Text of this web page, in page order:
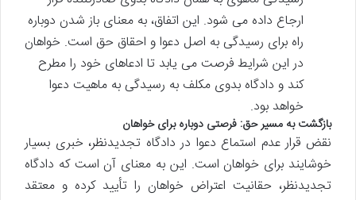
ارجاع داده می شود. این اتفاق، به معنای باز شدن دوباره
راه برای رسیدگی به اصل دعوا و احقاق حق است. خواهان
در این شرایط فرصت می یابد تا ادعاهای خود را مطرح
کند و دادگاه بدوی مکلف به رسیدگی به ماهیت دعوا
خواهد بود.
بازگشت به مسیر حق: فرصتی دوباره برای خواهان
نقض قرار عدم استماع دعوا در دادگاه تجدیدنظر، خبری بسیار
خوشایند برای خواهان است. این به معنای آن است که دادگاه
تجدیدنظر، حقانیت اعتراض خواهان را تأیید کرده و معتقد